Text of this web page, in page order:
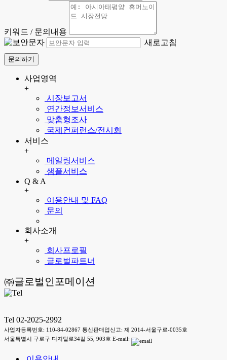
키워드 / 문의내용
새로고침
문의하기
사업영역
+
시장보고서
연간정보서비스
맞춤형조사
국제컨퍼런스/전시회
서비스
+
메일링서비스
샘플서비스
Q & A
+
이용안내 및 FAQ
문의
회사소개
+
회사프로필
글로벌파트너
㈜글로벌인포메이션
Tel 02-2025-2992
사업자등록번호: 110-84-02867 통신판매업신고: 제 2014-서울구로-0035호
서울특별시 구로구 디지털로34길 55, 903호 E-mail: